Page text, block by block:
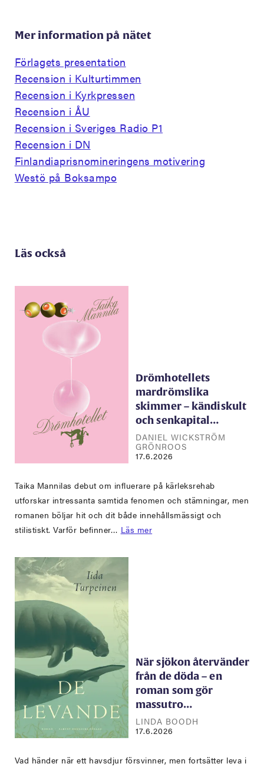
Mer information på nätet
Förlagets presentation
Recension i Kulturtimmen
Recension i Kyrkpressen
Recension i ÅU
Recension i Sveriges Radio P1
Recension i DN
Finlandiaprisnomineringens motivering
Westö på Boksampo
Läs också
Drömhotellets
mardrömslika
skimmer – kändiskult
och senkapital…
DANIEL WICKSTRÖM
GRÖNROOS
17.6.2026
Taika Mannilas debut om influerare på kärleksrehab
utforskar intressanta samtida fenomen och stämningar, men
romanen böljar hit och dit både innehållsmässigt och
stilistiskt. Varför befinner… Läs mer
När sjökon återvänder
från de döda – en
roman som gör
massutro…
LINDA BOODH
17.6.2026
Vad händer när ett havsdjur försvinner, men fortsätter leva i